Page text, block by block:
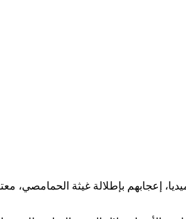
إعجابهم بإطلالة غيثة الحمامصي، معتبرين